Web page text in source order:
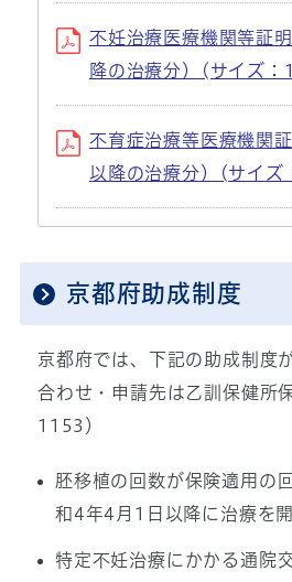
不妊治療医療機関等証
降の治療分）(サイズ
不育症治療等医療機関
以降の治療分）(サイ
京都府助成制度
京都府では、下記の助成制度
合わせ・申請先は乙訓保健所
1153）
胚移植の回数が保険適用の
和4年4月1日以降に治療を開
特定不妊治療にかかる通院